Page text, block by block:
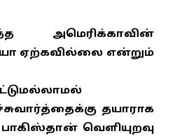
அமெரிக்காவின்
ஏற்கவில்லை என்றும்
தயாராக
வெளியுறவு